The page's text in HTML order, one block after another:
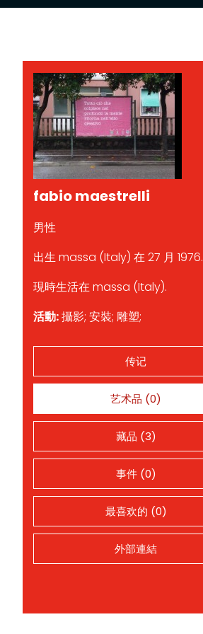
fabio maestrelli
男性
出生 massa (Italy) 在 27 月 1976.
現時生活在 massa (Italy).
活動:攝影; 安裝; 雕塑;
传记
艺术品 (0)
藏品 (3)
事件 (0)
最喜欢的 (0)
外部連結